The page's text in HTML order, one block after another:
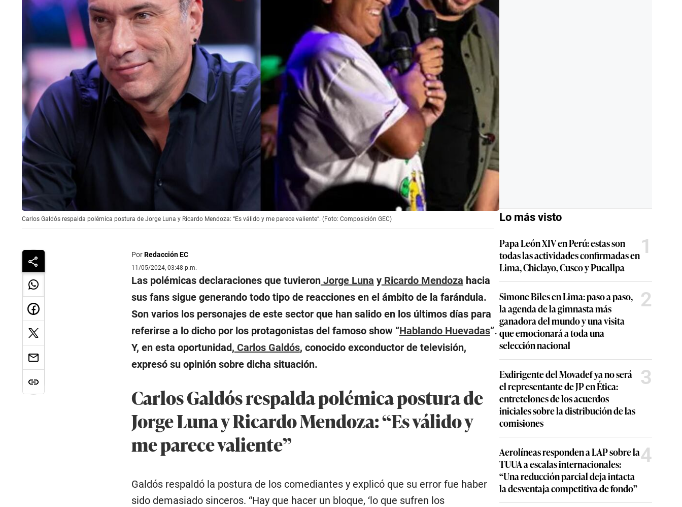
Carlos Galdós respalda polémica postura de Jorge Luna y Ricardo Mendoza: “Es válido y me parece valiente”. (Foto: Composición GEC)
PorRedacción EC
11/05/2024, 03:48 p.m.
Las polémicas declaraciones que tuvieronJorge Luna yRicardo Mendoza hacia
sus fans sigue generando todo tipo de reacciones en el ámbito de la farándula.
Son varios los personajes de este sector que han salido en los últimos días para
referirse a lo dicho por los protagonistas del famoso show “Hablando Huevadas”.
Y, en esta oportunidad, Carlos Galdós, conocido exconductor de televisión,
expresó su opinión sobre dicha situación.
Carlos Galdós respalda polémica postura de
Jorge Luna y Ricardo Mendoza: “Es válido y
me parece valiente”
Galdós respaldó la postura de los comediantes y explicó que su error fue haber
sido demasiado sinceros. “Hay que hacer un bloque, ‘lo que sufren los
Lo más visto
Papa León XIV en Perú: estas son
todas las actividades confirmadas en
Lima, Chiclayo, Cusco y Pucallpa
1
Simone Biles en Lima: paso a paso,
la agenda de la gimnasta más
ganadora del mundo y una visita
que emocionará a toda una
selección nacional
2
Exdirigente del Movadef ya no será
el representante de JP en Ética:
entretelones de los acuerdos
iniciales sobre la distribución de las
comisiones
3
Aerolíneas responden a LAP sobre la
TUUA a escalas internacionales:
“Una reducción parcial deja intacta
la desventaja competitiva de fondo”
4